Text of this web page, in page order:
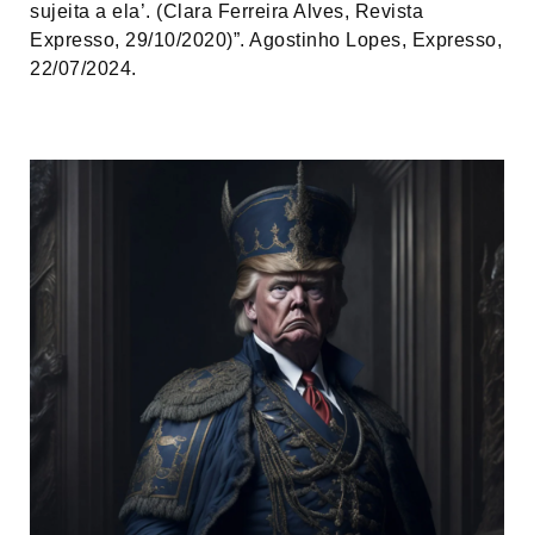
sujeita a ela’. (Clara Ferreira Alves, Revista
Expresso, 29/10/2020)”. Agostinho Lopes, Expresso,
22/07/2024.